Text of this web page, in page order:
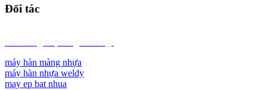
Đối tác
máy hàn màng nhựa
máy hàn nhựa weldy
may ep bat nhua